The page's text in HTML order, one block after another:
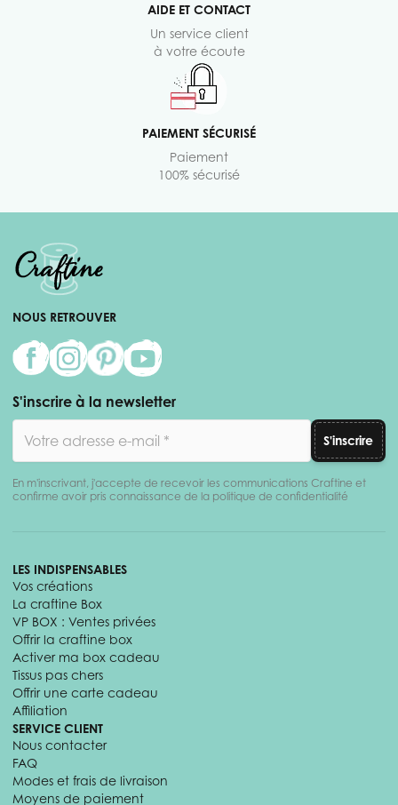
AIDE ET CONTACT
Un service client
à votre écoute
PAIEMENT SÉCURISÉ
Paiement
100% sécurisé
NOUS RETROUVER
S'inscrire à la newsletter
S'inscrire
En m'inscrivant, j'accepte de recevoir les communications Craftine et
confirme avoir pris connaissance de la politique de confidentialité
LES INDISPENSABLES
Vos créations
La craftine Box
VP BOX : Ventes privées
Offrir la craftine box
Activer ma box cadeau
Tissus pas chers
Offrir une carte cadeau
Affiliation
SERVICE CLIENT
Nous contacter
FAQ
Modes et frais de livraison
Moyens de paiement